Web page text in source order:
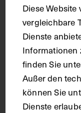
Papier, Karton
Technik
Diese Website
vergleichbare
Dienste
Informationen
finden Sie
Außer den
können Sie
Dienste